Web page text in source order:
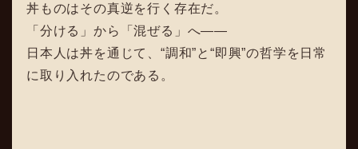
丼ものはその真逆を行く存在だ。
「分ける」から「混ぜる」へ――
日本人は丼を通じて、“調和”と“即興”の哲学を日常
に取り入れたのである。